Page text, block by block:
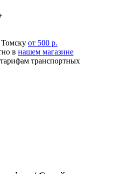
от 500 р.
в нашем магазине
транспортных